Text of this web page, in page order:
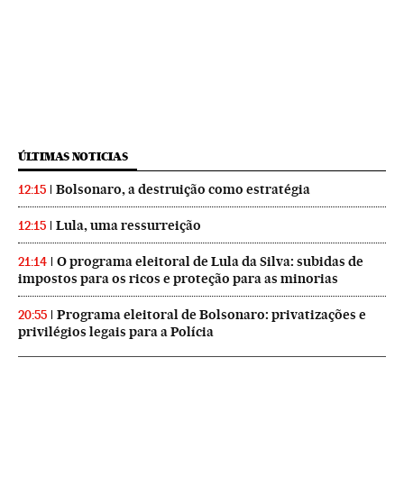
ÚLTIMAS NOTICIAS
12:15 Bolsonaro, a destruição como estratégia
12:15 Lula, uma ressurreição
21:14
O programa eleitoral de Lula da Silva: subidas de
impostos para os ricos e proteção para as minorias
20:55
Programa eleitoral de Bolsonaro: privatizações e
privilégios legais para a Polícia